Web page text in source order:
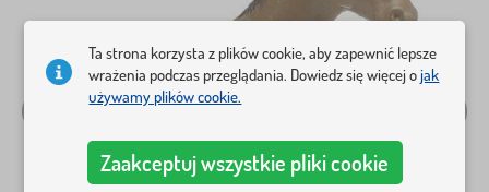
Ta strona korzysta z plików cookie, aby zapewnić lepsze
wrażenia podczas przeglądania. Dowiedz się więcej ojak
używamy plików cookie.
Zaakceptuj wszystkie pliki cookie